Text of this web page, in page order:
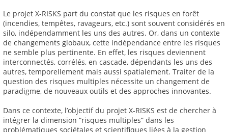
Le projet X-RISKS part du constat que les risques en forêt
(incendies, tempêtes, ravageurs, etc.) sont souvent considérés en
silo, indépendamment les uns des autres. Or, dans un contexte
de changements globaux, cette indépendance entre les risques
ne semble plus pertinente. En effet, les risques deviennent
interconnectés, corrélés, en cascade, dépendants les uns des
autres, temporellement mais aussi spatialement. Traiter de la
question des risques multiples nécessite un changement de
paradigme, de nouveaux outils et des approches innovantes.
Dans ce contexte, l’objectif du projet X-RISKS est de chercher à
intégrer la dimension “risques multiples” dans les
problématiques sociétales et scientifiques liées à la gestion